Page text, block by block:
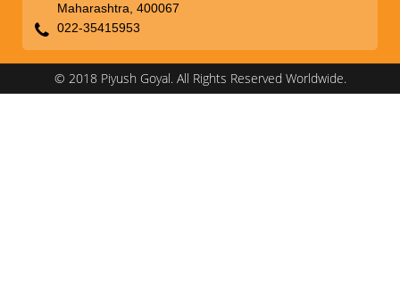
Maharashtra, 400067
022-35415953
© 2018 Piyush Goyal. All Rights Reserved Worldwide.